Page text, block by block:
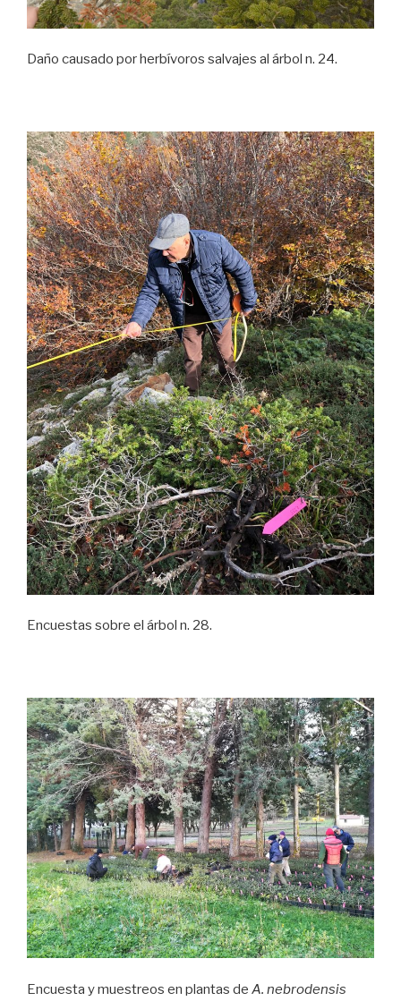
Daño causado por herbívoros salvajes al árbol n. 24.
Encuestas sobre el árbol n. 28.
Encuesta y muestreos en plantas de A. nebrodensis